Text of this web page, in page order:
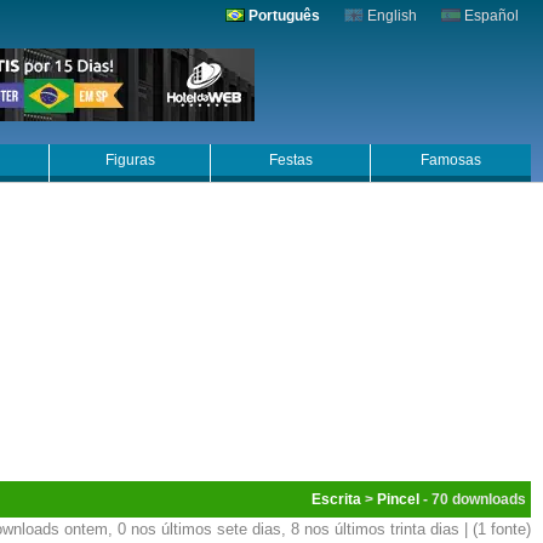
Português English Español
Figuras Festas Famosas
Escrita > Pincel - 70
ontem, 0 nos últimos sete dias, 8 nos últimos trinta dias | (1 fonte)